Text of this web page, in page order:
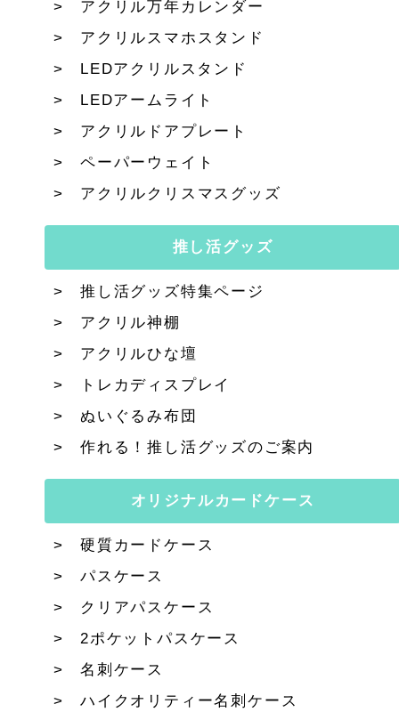
アクリル万年カレンダー
アクリルスマホスタンド
LEDアクリルスタンド
LEDアームライト
アクリルドアプレート
ペーパーウェイト
アクリルクリスマスグッズ
推し活グッズ
推し活グッズ特集ページ
アクリル神棚
アクリルひな壇
トレカディスプレイ
ぬいぐるみ布団
作れる！推し活グッズのご案内
オリジナルカードケース
硬質カードケース
パスケース
クリアパスケース
2ポケットパスケース
名刺ケース
ハイクオリティー名刺ケース